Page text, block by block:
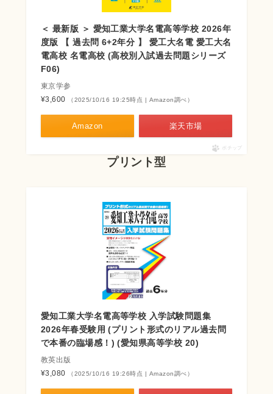
＜ 最新版 ＞ 愛知工業大学名電高等学校 2026年
度版 【 過去問 6+2年分 】 愛工大名電 愛工大名
電高校 名電高校 (高校別入試過去問題シリーズ
F06)
東京学参
¥3,600
（2025/10/16 19:25時点 | Amazon調べ）
Amazon 楽天市場
ポチップ
プリント型
愛知工業大学名電高等学校 入学試験問題集
2026年春受験用 (プリント形式のリアル過去問
で本番の臨場感！) (愛知県高等学校 20)
教英出版
¥3,080
（2025/10/16 19:26時点 | Amazon調べ）